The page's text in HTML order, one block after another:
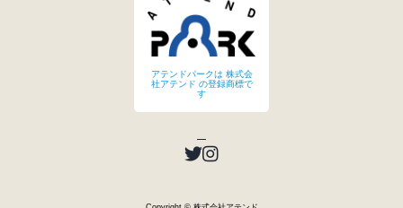
アテンドパークは 株式会
社アテンド の登録商標で
す